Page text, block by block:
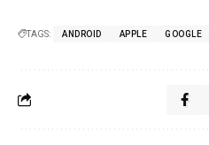
TAGS: ANDROID APPLE GOOGLE